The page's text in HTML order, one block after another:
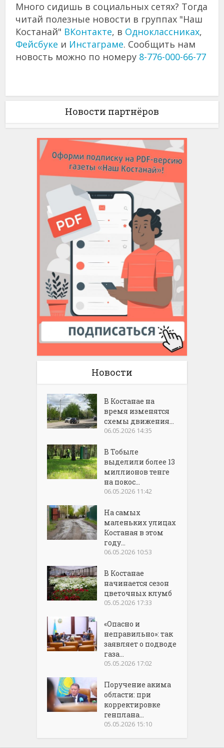
Много сидишь в социальных сетях? Тогда
читай полезные новости в группах "Наш
Костанай" ВКонтакте, в Одноклассниках,
Фейсбуке и Инстаграме. Сообщить нам
новость можно по номеру 8-776-000-66-77
Новости партнёров
Новости
В Костанае на
время изменятся
схемы движения...
06.05.2026 14:35
В Тобыле
выделили более 13
миллионов тенге
на покос...
06.05.2026 11:42
На самых
маленьких улицах
Костаная в этом
году...
06.05.2026 10:53
В Костанае
начинается сезон
цветочных клумб
05.05.2026 17:33
«Опасно и
неправильно»: так
заявляет о подводе
газа...
05.05.2026 17:02
Поручение акима
области: при
корректировке
генплана...
05.05.2026 15:10